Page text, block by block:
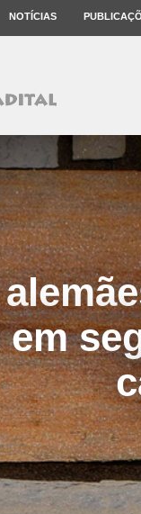
NOTÍCIAS